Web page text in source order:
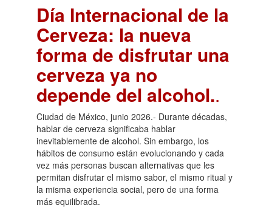
Día Internacional de la
Cerveza: la nueva
forma de disfrutar una
cerveza ya no
depende del alcohol..
Ciudad de México, junio 2026.- Durante décadas,
hablar de cerveza significaba hablar
inevitablemente de alcohol. Sin embargo, los
hábitos de consumo están evolucionando y cada
vez más personas buscan alternativas que les
permitan disfrutar el mismo sabor, el mismo ritual y
la misma experiencia social, pero de una forma
más equilibrada.